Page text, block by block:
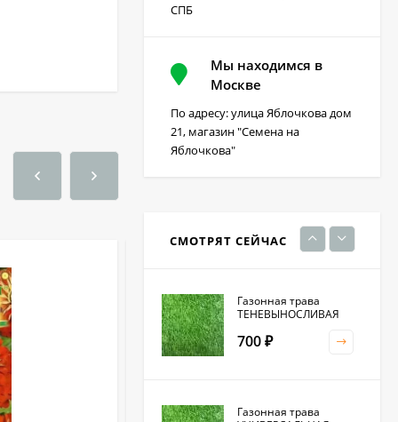
СПБ
Мы находимся в
Москве
По адресу: улица Яблочкова дом
21, магазин "Семена на
Яблочкова"
СМОТРЯТ СЕЙЧАС
220₽
230
Газонная трава
ТЕНЕВЫНОСЛИВАЯ
700 ₽
Газонная трава